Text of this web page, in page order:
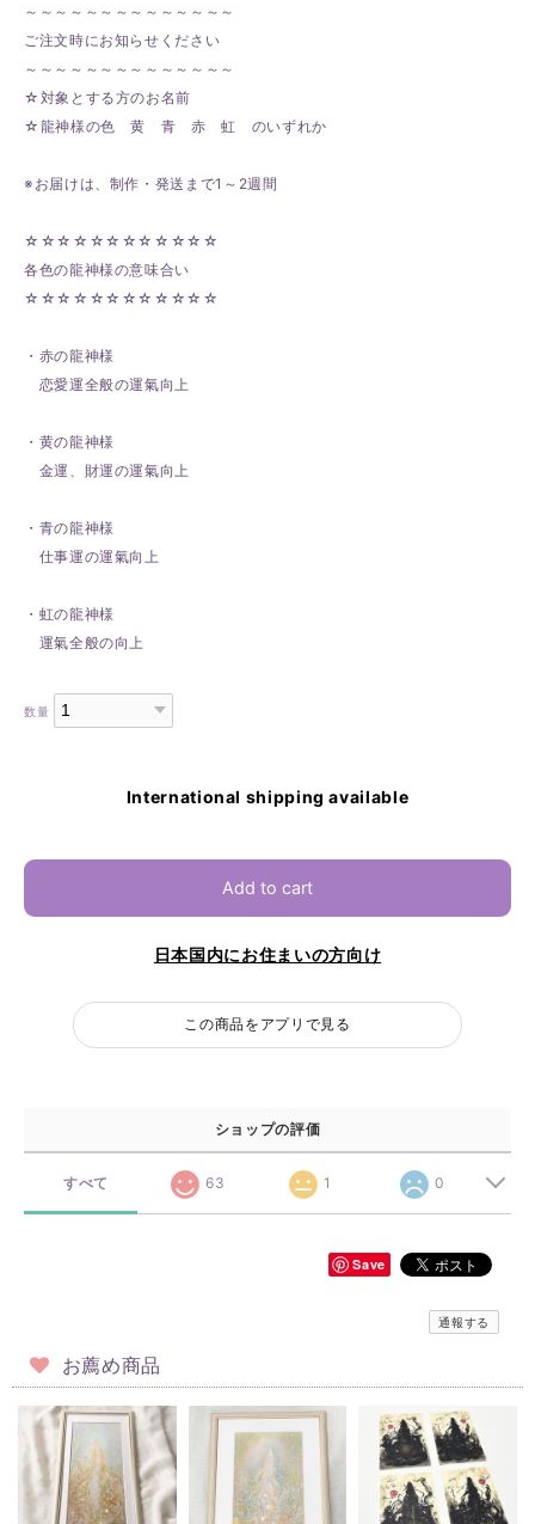
～～～～～～～～～～～～～～
ご注文時にお知らせください
～～～～～～～～～～～～～～
☆対象とする方のお名前
☆龍神様の色 黄 青 赤 虹 のいずれか
※お届けは、制作・発送まで1～2週間
☆☆☆☆☆☆☆☆☆☆☆☆
各色の龍神様の意味合い
☆☆☆☆☆☆☆☆☆☆☆☆
・赤の龍神様
恋愛運全般の運氣向上
・黄の龍神様
金運、財運の運氣向上
・青の龍神様
仕事運の運氣向上
・虹の龍神様
運氣全般の向上
数量
International shipping available
Add to cart
日本国内にお住まいの方向け
この商品をアプリで見る
ショップの評価
すべて 63 1 0
Save
通報する
お薦め商品